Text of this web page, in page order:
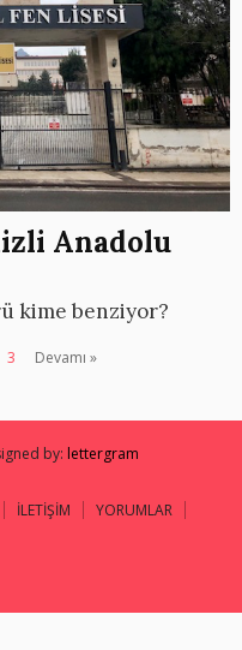
Anadolu
kime benziyor?
3 Devamı »
by: lettergram
İLETİŞİM
YORUMLAR